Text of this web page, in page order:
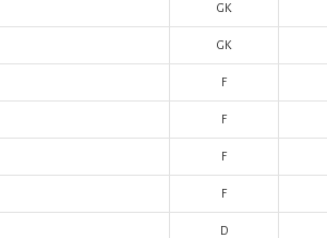
GK
GK
F
F
F
F
D